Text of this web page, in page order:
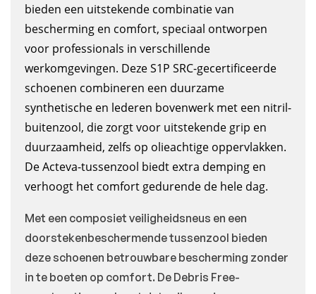
bieden een uitstekende combinatie van
bescherming en comfort, speciaal ontworpen
voor professionals in verschillende
werkomgevingen. Deze S1P SRC-gecertificeerde
schoenen combineren een duurzame
synthetische en lederen bovenwerk met een nitril-
buitenzool, die zorgt voor uitstekende grip en
duurzaamheid, zelfs op olieachtige oppervlakken.
De Acteva-tussenzool biedt extra demping en
verhoogt het comfort gedurende de hele dag.
Met een composiet veiligheidsneus en een
doorstekenbeschermende tussenzool bieden
deze schoenen betrouwbare bescherming zonder
in te boeten op comfort. De Debris Free-